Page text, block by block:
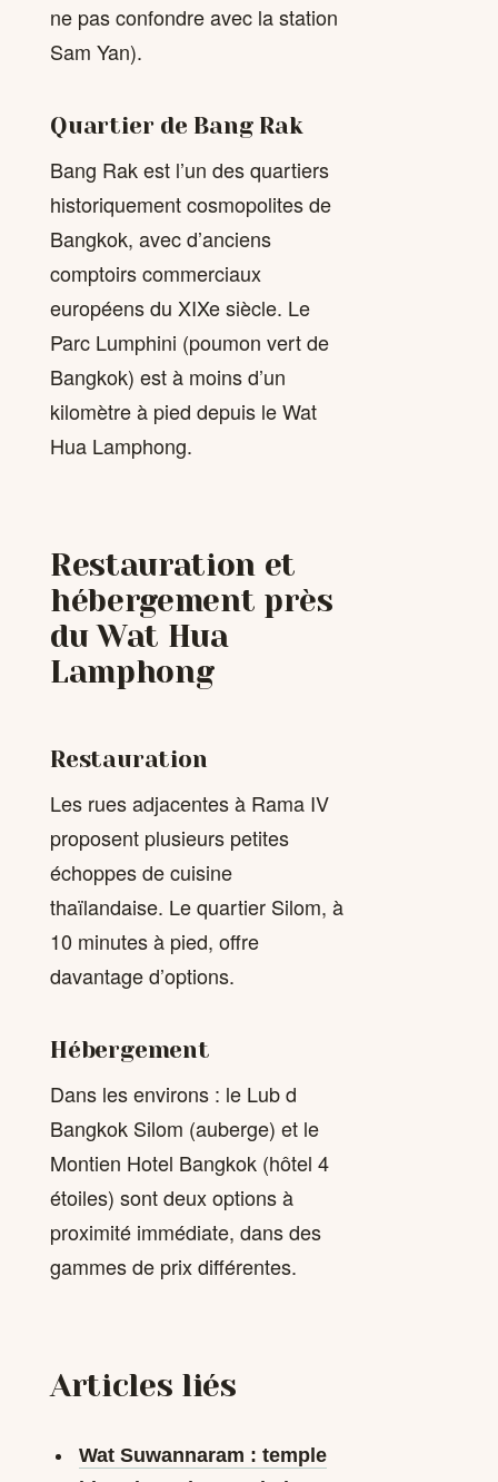
ne pas confondre avec la station
Sam Yan).
Quartier de Bang Rak
Bang Rak est l’un des quartiers
historiquement cosmopolites de
Bangkok, avec d’anciens
comptoirs commerciaux
européens du XIXe siècle. Le
Parc Lumphini (poumon vert de
Bangkok) est à moins d’un
kilomètre à pied depuis le Wat
Hua Lamphong.
Restauration et
hébergement près
du Wat Hua
Lamphong
Restauration
Les rues adjacentes à Rama IV
proposent plusieurs petites
échoppes de cuisine
thaïlandaise. Le quartier Silom, à
10 minutes à pied, offre
davantage d’options.
Hébergement
Dans les environs : le Lub d
Bangkok Silom (auberge) et le
Montien Hotel Bangkok (hôtel 4
étoiles) sont deux options à
proximité immédiate, dans des
gammes de prix différentes.
Articles liés
Wat Suwannaram : temple